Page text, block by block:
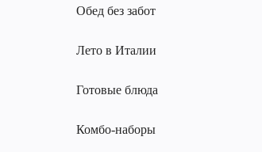
Обед без забот
Лето в Италии
Готовые блюда
Комбо-наборы